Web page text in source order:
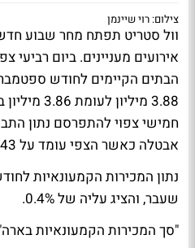
צילום: רוי שיינמן
וול סטריט תפתח מחר שבוע
אירועים מעניינים. ביום רביעי
הבתים הקיימים לחודש
3.88
חמישי צפוי להתפרסם נתון
אבטלה כאשר הצפי עומד על 243 אלף לעומת 241 אלף.
נתון המכירות הקמעונאיות
שעבר, והציג עליה של 0.4%.